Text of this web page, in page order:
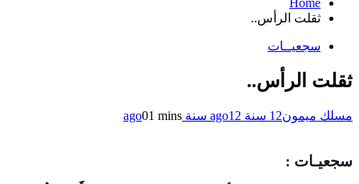
Home
ثقلت الرأس..
سجعيــات
ثقلت الرأس..
مسلك ميمون12 سنة ago 12 سنة ago 01 mins
سجعيـات :